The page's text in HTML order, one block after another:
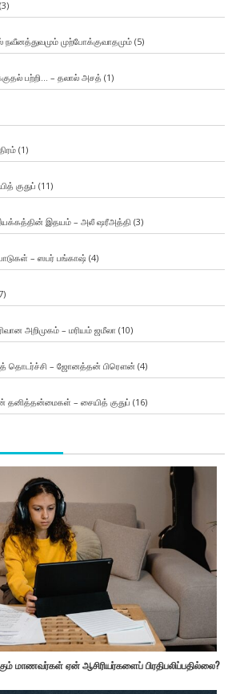
முற்போக்குவாதமும்(5)
பற்றி… – தலால் அசத் (1)
(1)
குதுப் (11)
இதயம் – அலீ ஷரீஅத்தி (3)
– ஸபர் பங்காஷ் (4)
அறிமுகம் – மரியம் ஜமீலா (10)
தொடர்ச்சி – ஜோனத்தன் பிரௌன் (4)
– சையித் குதுப் (16)
மாணவர்கள் ஏன் ஆசிரியர்களைப் பிரதிபலிப்பதில்லை?